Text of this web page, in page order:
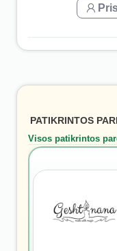
PATIKRINTOS
Visos patikrintos